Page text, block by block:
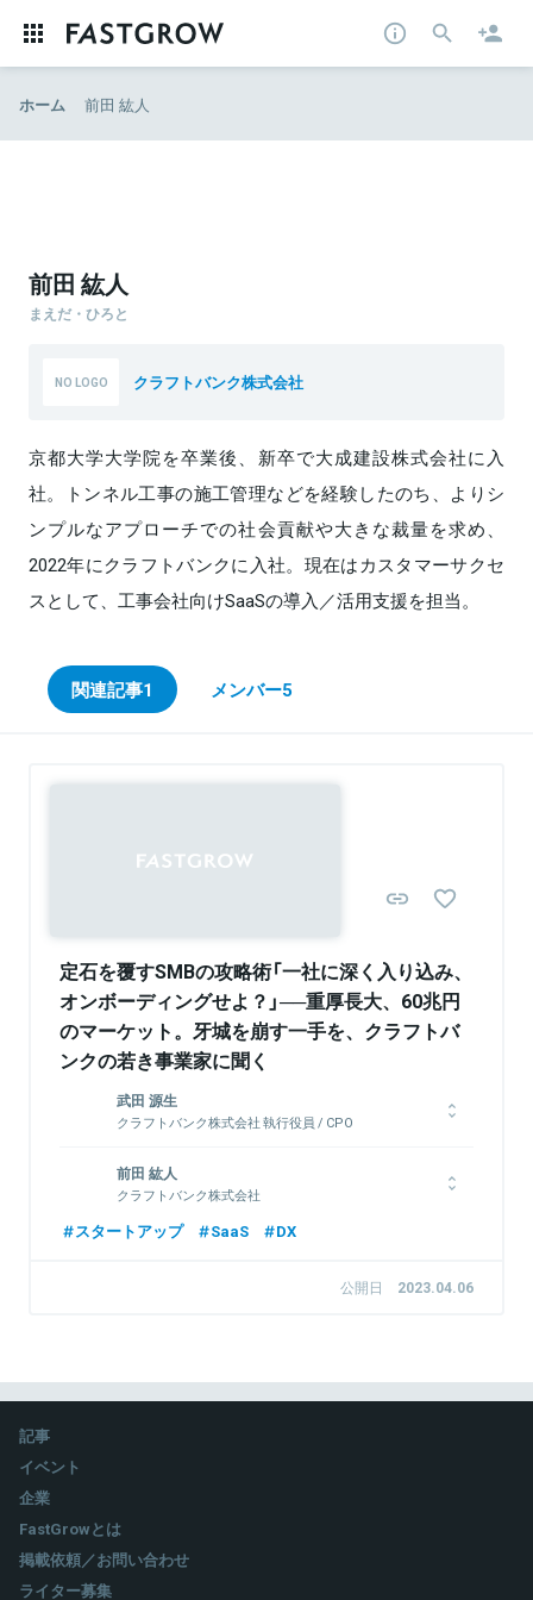
ホーム 前田 紘人
前田 紘人
まえだ・ひろと
クラフトバンク株式会社
京都大学大学院を卒業後、新卒で大成建設株式会社に入
社。トンネル工事の施工管理などを経験したのち、よりシ
ンプルなアプローチでの社会貢献や大きな裁量を求め、
2022年にクラフトバンクに入社。現在はカスタマーサクセ
スとして、工事会社向けSaaSの導入／活用支援を担当。
関連記事1 メンバー5
定石を覆すSMBの攻略術「一社に深く入り込み、
オンボーディングせよ？」──重厚長大、60兆円
のマーケット。牙城を崩す一手を、クラフトバ
ンクの若き事業家に聞く
武田 源生
クラフトバンク株式会社 執行役員 / CPO
ル向けの基盤システムの開発を担当。スタートアップCTOを経
て、2020年にユニオンテックに参画し、クラフトバンク株式会
社を共同創業
前田 紘人
クラフトバンク株式会社
京都大学大学院を卒業後、新卒で大成建設株式会社に入社。トン
クに入社。現在はカスタマーサクセスとして、工事会社向け
関連情報をみる
スタートアップ SaaS DX
公開日 2023.04.06
記事
イベント
企業
FastGrowとは
掲載依頼／お問い合わせ
ライター募集